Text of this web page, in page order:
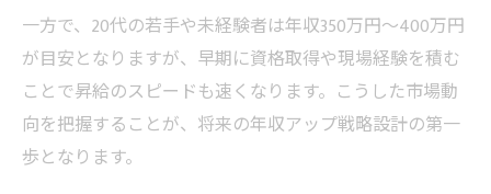
働く価値とは何か施工管理の給料高い理由
施工管理技士の給料が高い背景とその価値
を探る
施工管理技士の働き方と年収の関連性を分
析
一方で、20代の若手や未経験者は年収350万円～400万円
が目安となりますが、早期に資格取得や現場経験を積む
ことで昇給のスピードも速くなります。こうした市場動
向を把握することが、将来の年収アップ戦略設計の第一
歩となります。